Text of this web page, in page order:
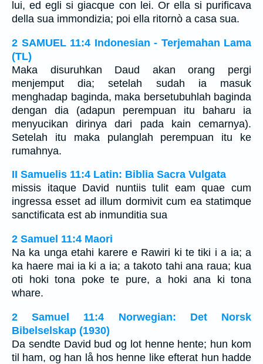
lui, ed egli si giacque con lei. Or ella si purificava
della sua immondizia; poi ella ritornò a casa sua.
2 SAMUEL 11:4 Indonesian - Terjemahan Lama
(TL)
Maka disuruhkan Daud akan orang pergi
menjemput dia; setelah sudah ia masuk
menghadap baginda, maka bersetubuhlah baginda
dengan dia (adapun perempuan itu baharu ia
menyucikan dirinya dari pada kain cemarnya).
Setelah itu maka pulanglah perempuan itu ke
rumahnya.
II Samuelis 11:4 Latin: Biblia Sacra Vulgata
missis itaque David nuntiis tulit eam quae cum
ingressa esset ad illum dormivit cum ea statimque
sanctificata est ab inmunditia sua
2 Samuel 11:4 Maori
Na ka unga etahi karere e Rawiri ki te tiki i a ia; a
ka haere mai ia ki a ia; a takoto tahi ana raua; kua
oti hoki tona poke te pure, a hoki ana ki tona
whare.
2 Samuel 11:4 Norwegian: Det Norsk
Bibelselskap (1930)
Da sendte David bud og lot henne hente; hun kom
til ham, og han lå hos henne like efterat hun hadde